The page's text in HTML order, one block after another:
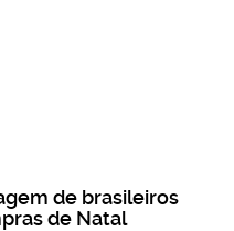
de brasileiros
de Natal